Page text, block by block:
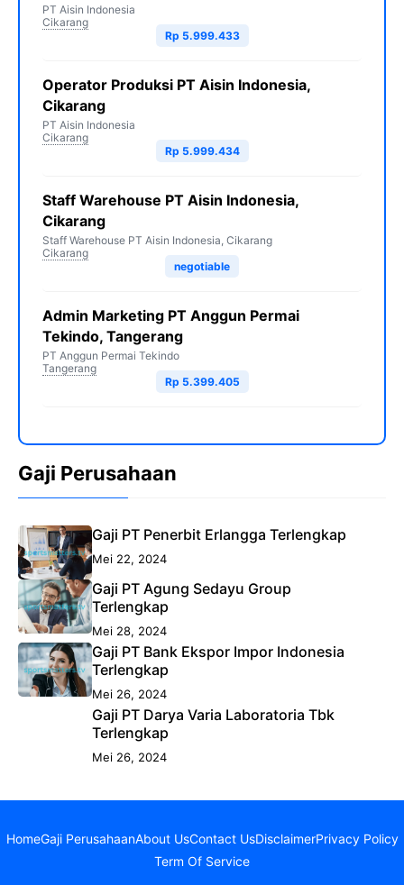
PT Aisin Indonesia
Cikarang
Rp 5.999.433
Operator Produksi PT Aisin Indonesia,
Cikarang
PT Aisin Indonesia
Cikarang
Rp 5.999.434
Staff Warehouse PT Aisin Indonesia,
Cikarang
Staff Warehouse PT Aisin Indonesia, Cikarang
Cikarang
negotiable
Admin Marketing PT Anggun Permai
Tekindo, Tangerang
PT Anggun Permai Tekindo
Tangerang
Rp 5.399.405
Gaji Perusahaan
Gaji PT Penerbit Erlangga Terlengkap
Mei 22, 2024
Gaji PT Agung Sedayu Group
Terlengkap
Mei 28, 2024
Gaji PT Bank Ekspor Impor Indonesia
Terlengkap
Mei 26, 2024
Gaji PT Darya Varia Laboratoria Tbk
Terlengkap
Mei 26, 2024
HomeGaji PerusahaanAbout UsContact UsDisclaimerPrivacy Policy
Term Of Service